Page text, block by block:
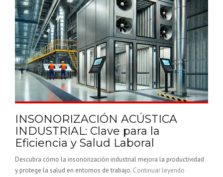
INSONORIZACIÓN ACÚSTICA
INDUSTRIAL: Clave para la
Eficiencia y Salud Laboral
Descubra cómo la insonorización industrial mejora la productividad
y protege la salud en entornos de trabajo. Continuar leyendo